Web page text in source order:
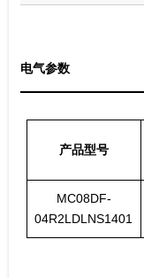
电气参数
产品型号
MC08DF-
04R2LDLNS1401